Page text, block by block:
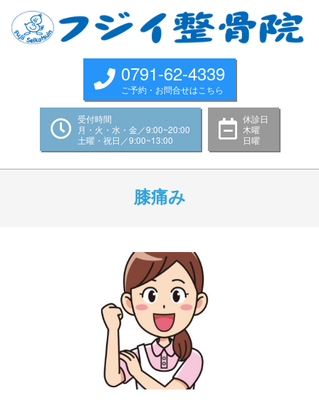
content
0791-62-4339
ご予約・お問合せはこちら
受付時間
月・火・水・金／9:00~20:00
土曜・祝日／9:00~13:00
休診日
木曜
日曜
膝痛み